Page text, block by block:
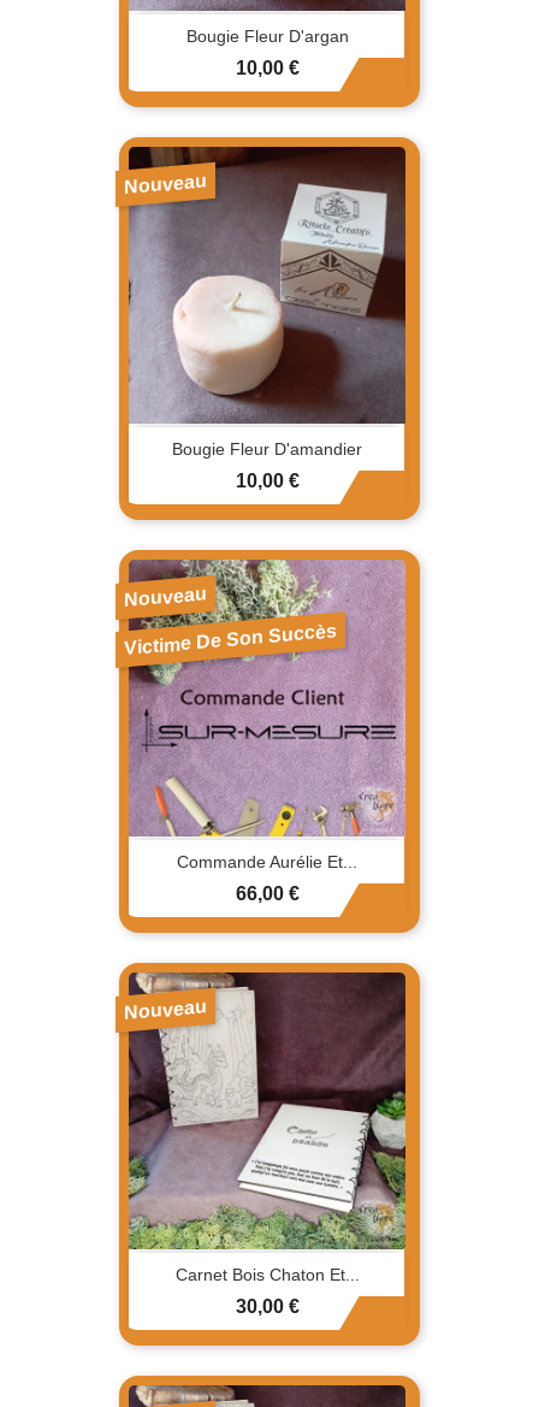
Bougie Fleur D'argan
Prix
10,00 €
Bougie Fleur D'amandier
Prix
10,00 €
Nouveau
Commande Aurélie Et...
Prix
66,00 €
Nouveau
Victime De Son Succès
Carnet Bois Chaton Et...
Prix
30,00 €
Nouveau